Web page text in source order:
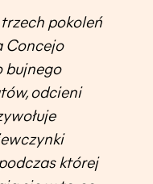
pokoleń
Concejo
bujnego
odcieni
której